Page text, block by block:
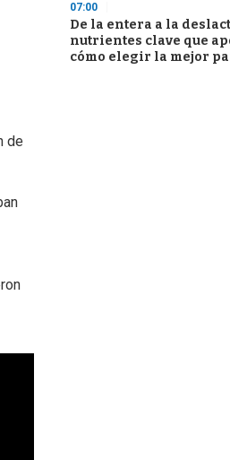
de
07:00
De la entera a la
nutrientes clave que
cómo elegir la mejor